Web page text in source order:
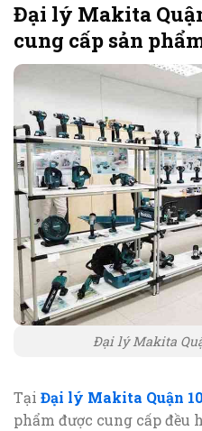
Đại lý Makita
cung cấp sản
Đại lý Makita
Tại Đại lý Makita Quận
phẩm được cung cấp đều